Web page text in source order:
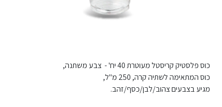
כוס פלסטיק קריסטל מעוטרת 40 יח' - צבע משתנה,
כוס המתאימה לשתיה קרה, 250 מ"ל,
מגיע בצבעים צהוב/לבן/כסף/זהב.